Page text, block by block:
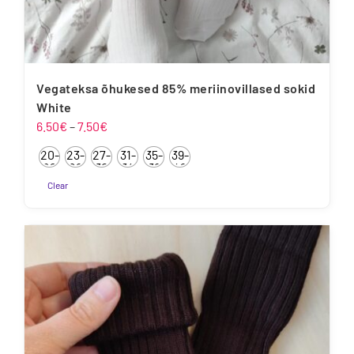
Vegateksa õhukesed 85% meriinovillased sokid
White
6.50€ –7.50€
6.50€
kuni
20-
22
23-
26
27-
30
31-
34
35-
38
39-
42
Clear
tootel
mitu
varianti.
Valikuid
saab
teha